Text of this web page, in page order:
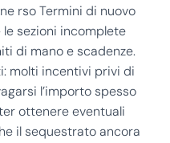
rso Termini di nuovo
sezioni incomplete
di mano e scadenze.
molti incentivi privi di
l’importo spesso
ottenere eventuali
il sequestrato ancora